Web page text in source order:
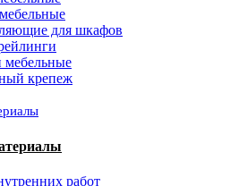
для шкафов
крепеж
работ